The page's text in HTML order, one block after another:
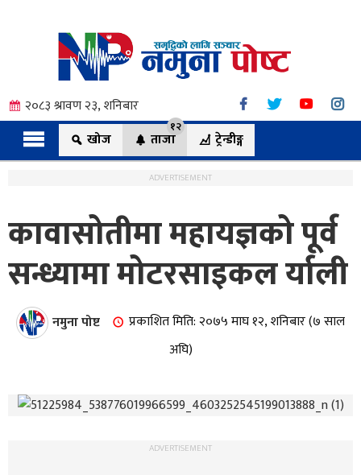
२०८३ श्रावण २३, शनिबार
खोज
ताजा
१२
ट्रेन्डीङ्ग
ADVERTISEMENT
कावासोतीमा महायज्ञको पूर्व
सन्ध्यामा मोटरसाइकल र्याली
नमुना पोष्ट
प्रकाशित मिति: २०७५ माघ १२, शनिबार (७ साल
अघि)
ADVERTISEMENT